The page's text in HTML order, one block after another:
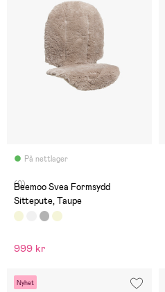
På nettlager
(0)
Beemoo Svea Formsydd
Sittepute, Taupe
999 kr
Nyhet